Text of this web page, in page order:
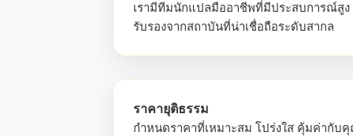
เรามีทีมนักแปลมืออาชีพที่มีประสบการณ์สูง
รับรองจากสถาบันที่น่าเชื่อถือระดับสากล
ราคายุติธรรม
กำหนดราคาที่เหมาะสม โปร่งใส คุ้มค่ากับ